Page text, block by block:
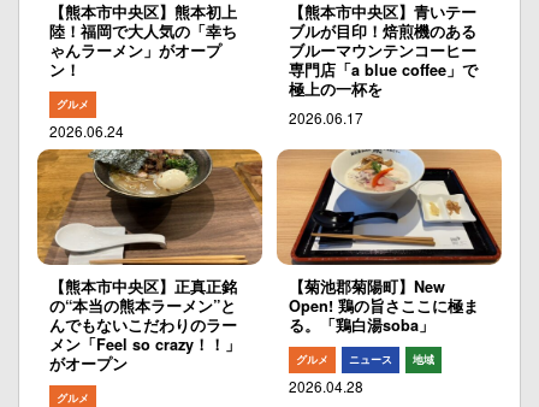
【熊本市中央区】熊本初上
陸！福岡で大人気の「幸ち
ゃんラーメン」がオープ
ン！
グルメ
2026.06.24
【熊本市中央区】青いテー
ブルが目印！焙煎機のある
ブルーマウンテンコーヒー
専門店「a blue coffee」で
極上の一杯を
2026.06.17
【熊本市中央区】正真正銘
の“本当の熊本ラーメン”と
んでもないこだわりのラー
メン「Feel so crazy！！」
がオープン
グルメ
【菊池郡菊陽町】New
Open! 鶏の旨さここに極ま
る。「鶏白湯soba」
グルメ ニュース 地域
2026.04.28